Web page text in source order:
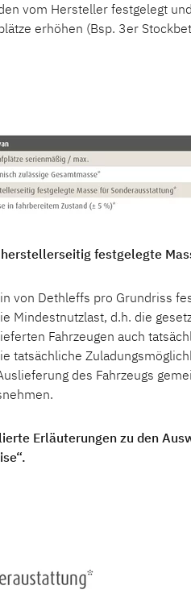
im
großen
vom Hersteller festgelegt
erhöhen (Bsp. 3er
festgelegte
von Dethleffs pro Grundriss
Mindestnutzlast, d.h. die
Fahrzeugen auch
tatsächliche
des Fahrzeugs
Erläuterungen zu den